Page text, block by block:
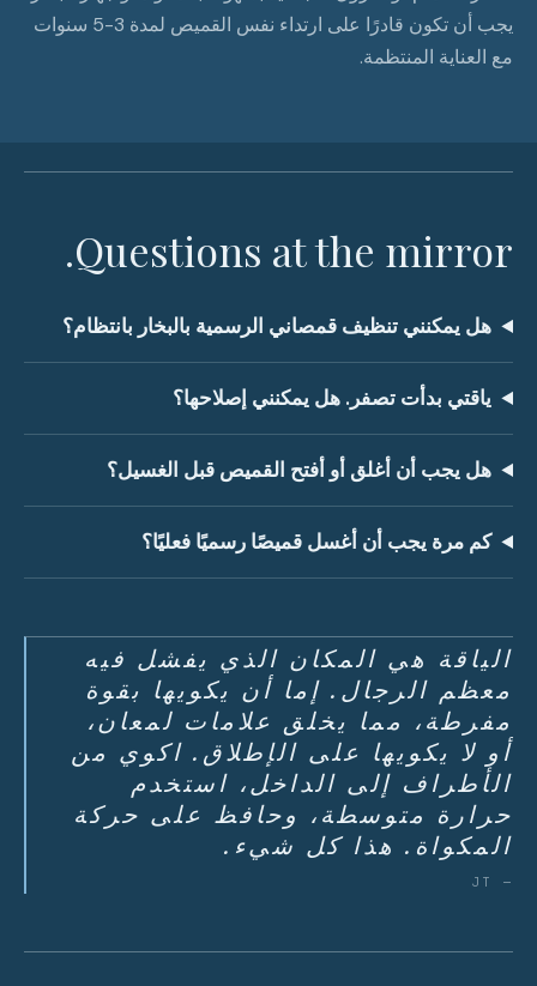
يجب أن تكون قادرًا على ارتداء نفس القميص لمدة 3-5 سنوات
مع العناية المنتظمة.
Questions at the mirror.
هل يمكنني تنظيف قمصاني الرسمية بالبخار بانتظام؟
ياقتي بدأت تصفر. هل يمكنني إصلاحها؟
هل يجب أن أغلق أو أفتح القميص قبل الغسيل؟
كم مرة يجب أن أغسل قميصًا رسميًا فعليًا؟
الياقة هي المكان الذي يفشل فيه
معظم الرجال. إما أن يكويها بقوة
مفرطة، مما يخلق علامات لمعان،
أو لا يكويها على الإطلاق. اكوي من
الأطراف إلى الداخل، استخدم
حرارة متوسطة، وحافظ على حركة
المكواة. هذا كل شيء.
— JT